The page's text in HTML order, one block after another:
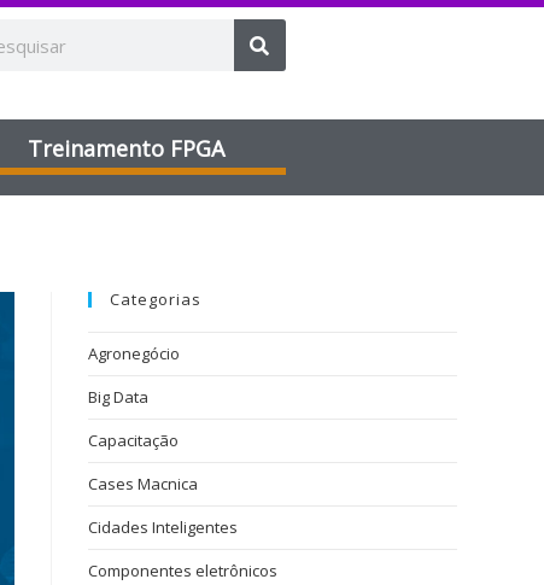
Treinamento FPGA​
Categorias
Agronegócio
Big Data
Capacitação
Cases Macnica
Cidades Inteligentes
Componentes eletrônicos